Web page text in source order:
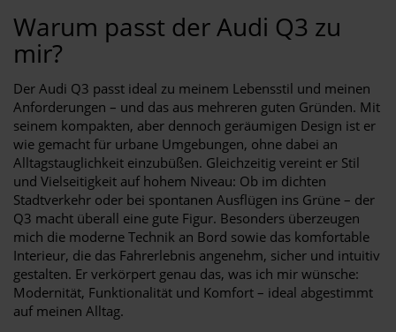
Warum passt der Audi Q3 zu
mir?
Der Audi Q3 passt ideal zu meinem Lebensstil und meinen
Anforderungen – und das aus mehreren guten Gründen. Mit
seinem kompakten, aber dennoch geräumigen Design ist er
wie gemacht für urbane Umgebungen, ohne dabei an
Alltagstauglichkeit einzubüßen. Gleichzeitig vereint er Stil
und Vielseitigkeit auf hohem Niveau: Ob im dichten
Stadtverkehr oder bei spontanen Ausflügen ins Grüne – der
Q3 macht überall eine gute Figur. Besonders überzeugen
mich die moderne Technik an Bord sowie das komfortable
Interieur, die das Fahrerlebnis angenehm, sicher und intuitiv
gestalten. Er verkörpert genau das, was ich mir wünsche:
Modernität, Funktionalität und Komfort – ideal abgestimmt
auf meinen Alltag.